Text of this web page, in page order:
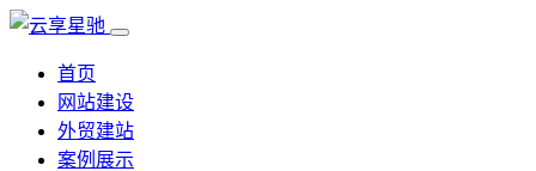
首页
网站建设
外贸建站
案例展示